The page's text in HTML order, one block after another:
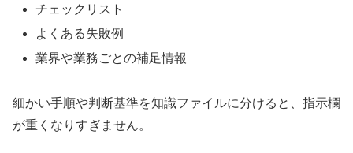
チェックリスト
よくある失敗例
業界や業務ごとの補足情報
細かい手順や判断基準を知識ファイルに分けると、指示欄
が重くなりすぎません。